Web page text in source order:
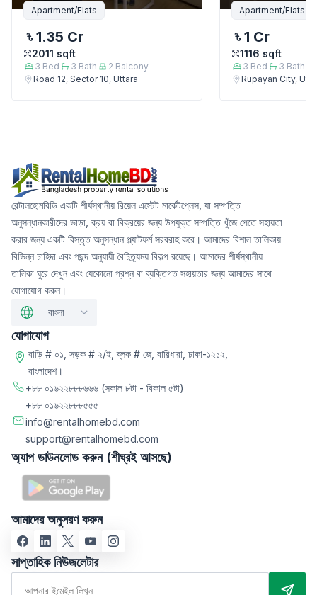
Apartment/Flats
1.35 Cr
2011 sqft
3 Bed 3 Bath 2 Balcony
Road 12, Sector 10, Uttara
Apartment/Flats
1 Cr
1116 sqft
3 Bed 3 Bath
Rupayan City,
রেন্টালহোমবিডি একটি শীর্ষস্থানীয় রিয়েল এস্টেট মার্কেটপ্লেস, যা সম্পত্তি
অনুসন্ধানকারীদের ভাড়া, ক্রয় বা বিক্রয়ের জন্য উপযুক্ত সম্পত্তি খুঁজে পেতে সহায়তা
করার জন্য একটি বিস্তৃত অনুসন্ধান প্ল্যাটফর্ম সরবরাহ করে। আমাদের বিশাল তালিকায়
বিভিন্ন চাহিদা এবং পছন্দ অনুযায়ী বৈচিত্র্যময় বিকল্প রয়েছে। আমাদের শীর্ষস্থানীয়
তালিকা ঘুরে দেখুন এবং যেকোনো প্রশ্ন বা ব্যক্তিগত সহায়তার জন্য আমাদের সাথে
যোগাযোগ করুন।
বাংলা
যোগাযোগ
বাড়ি # ০১, সড়ক # ২/ই, ব্লক # জে, বারিধারা, ঢাকা-১২১২,
বাংলাদেশ।
+৮৮ ০১৬২২৮৮৮৬৬৬ (সকাল ৮টা - বিকাল ৫টা)
+৮৮ ০১৬২২৮৮৮৫৫৫
info@rentalhomebd.com
support@rentalhomebd.com
অ্যাপ ডাউনলোড করুন (শীঘ্রই আসছে)
আমাদের অনুসরণ করুন
সাপ্তাহিক নিউজলেটার